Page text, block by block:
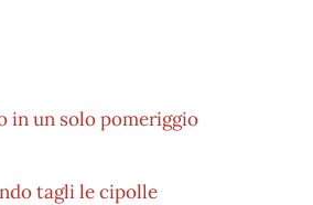
in un solo pomeriggio
tagli le cipolle